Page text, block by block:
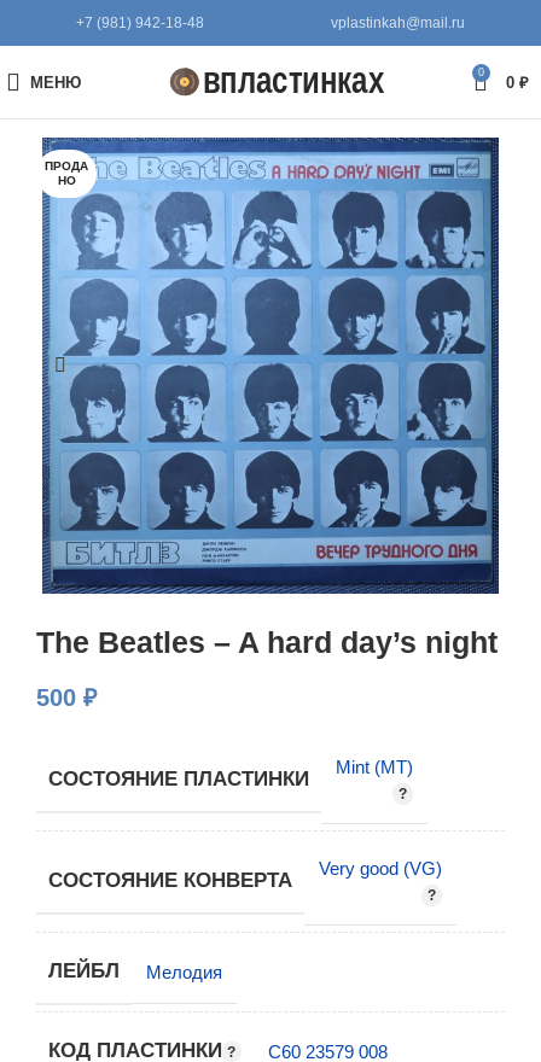
+7 (981) 942-18-48 vplastinkah@mail.ru
МЕНЮ
0
0 ₽
ПРОДА
НО
The Beatles – A hard day’s night
500 ₽
СОСТОЯНИЕ ПЛАСТИНКИ
Mint (MT)
СОСТОЯНИЕ КОНВЕРТА
Very good (VG)
ЛЕЙБЛ Мелодия
КОД ПЛАСТИНКИ С60 23579 008